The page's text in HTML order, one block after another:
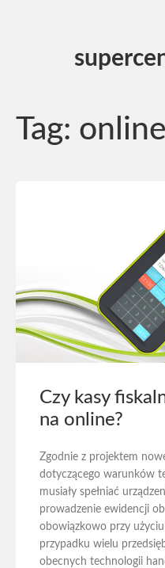
Tag:
Czy kasy
na online?
Zgodnie z projektem
dotyczącego warunków
musiały spełniać
prowadzenie ewidencji
obowiązkowo przy
przypadku wielu
obecnych technologii